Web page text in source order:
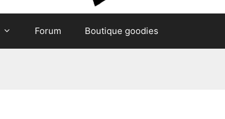
Forum Boutique goodies